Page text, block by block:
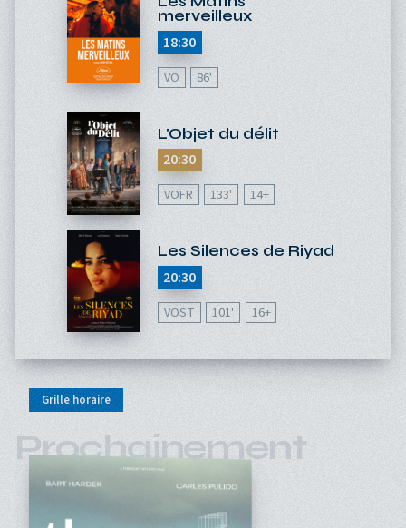
merveilleux
VO 86'
18:30
L'Objet du délit
VOFR 133' 14+
20:30
Les Silences de Riyad
VOST 101' 16+
20:30
Grille horaire
Prochainement